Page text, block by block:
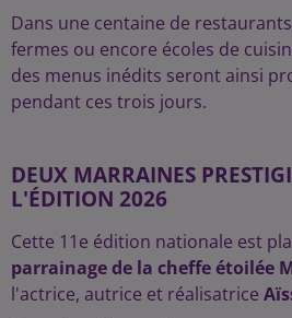
Dans une centaine de
fermes ou encore écoles de
des menus inédits seront ainsi
pendant ces trois jours.
DEUX MARRAINES
L'ÉDITION 2026
Cette 11e édition nationale est
parrainage de la cheffe étoilée
l'actrice, autrice et réalisatrice